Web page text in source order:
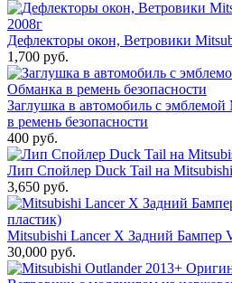
Дефлекторы окон, Ветровики
1,700 руб.
Заглушка в автомобиль с
в ремень безопасности
400 руб.
Лип Спойлер Duck Tail на
3,650 руб.
Mitsubishi Lancer X Задний Бампер
30,000 руб.